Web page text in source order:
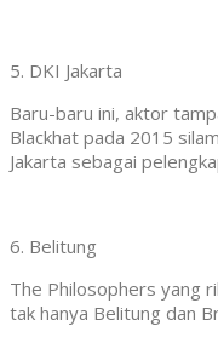
5. DKI Jakarta
Baru-baru ini, aktor
Blackhat pada 2015
Jakarta sebagai
6. Belitung
The Philosophers yang
tak hanya Belitung dan